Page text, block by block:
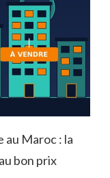
Maroc : la
bon prix